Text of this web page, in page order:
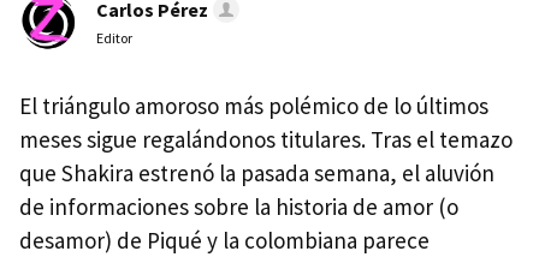
Carlos Pérez
Editor
El triángulo amoroso más polémico de lo últimos
meses sigue regalándonos titulares. Tras el temazo
que Shakira estrenó la pasada semana, el aluvión
de informaciones sobre la historia de amor (o
desamor) de Piqué y la colombiana parece